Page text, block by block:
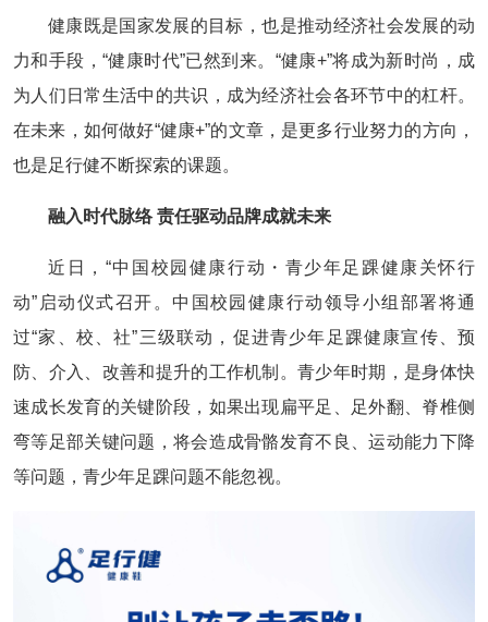
健康既是国家发展的目标，也是推动经济社会发展的动
力和手段，“健康时代”已然到来。“健康+”将成为新时尚，成
为人们日常生活中的共识，成为经济社会各环节中的杠杆。
在未来，如何做好“健康+”的文章，是更多行业努力的方向，
也是足行健不断探索的课题。
融入时代脉络 责任驱动品牌成就未来
近日，“中国校园健康行动・青少年足踝健康关怀行
动”启动仪式召开。中国校园健康行动领导小组部署将通
过“家、校、社”三级联动，促进青少年足踝健康宣传、预
防、介入、改善和提升的工作机制。青少年时期，是身体快
速成长发育的关键阶段，如果出现扁平足、足外翻、脊椎侧
弯等足部关键问题，将会造成骨骼发育不良、运动能力下降
等问题，青少年足踝问题不能忽视。